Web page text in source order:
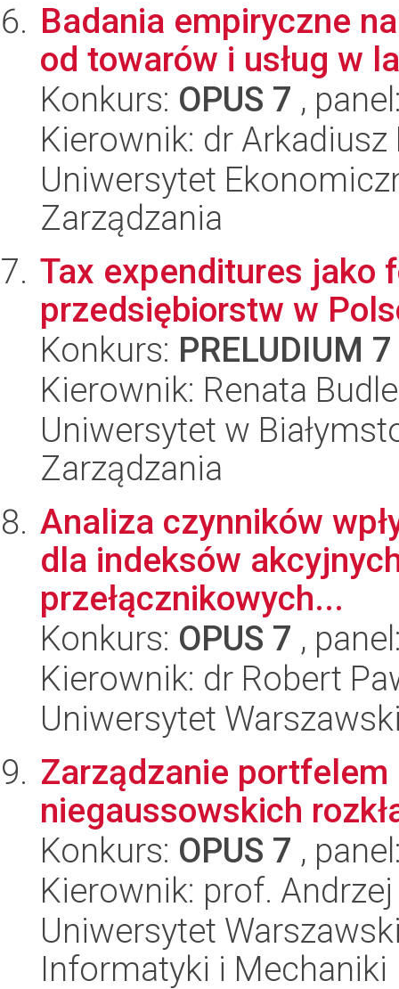
Badania empiryczne
od towarów i usług w
Konkurs: OPUS 7 ,
Kierownik: dr Arkadiusz
Uniwersytet
Zarządzania
Tax expenditures jako
przedsiębiorstw w
Konkurs: PRELUDIUM 7
Kierownik: Renata
Uniwersytet w
Zarządzania
Analiza czynników
dla indeksów
przełącznikowych...
Konkurs: OPUS 7 ,
Kierownik: dr Robert
Uniwersytet
Zarządzanie
niegaussowskich
Konkurs: OPUS 7 ,
Kierownik: prof.
Uniwersytet
Informatyki i Mechaniki